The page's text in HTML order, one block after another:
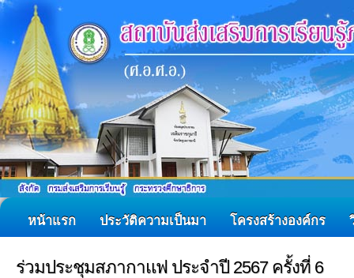
หน้าแรก ประวัติความเป็นมา โครงสร้างองค์กร
ร่วมประชุมสภากาแฟ ประจำปี 2567 ครั้งที่ 6